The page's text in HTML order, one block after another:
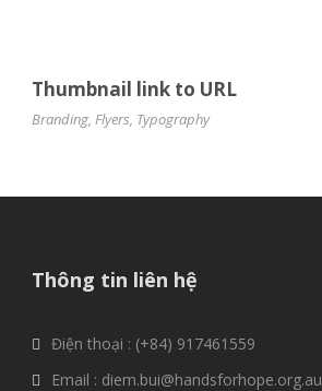
Thumbnail link to URL
Branding, Flyers, Typography
Thông tin liên hệ
Điện thoại : (+84) 917461559
Email : diem.bui@handsforhope.org.au